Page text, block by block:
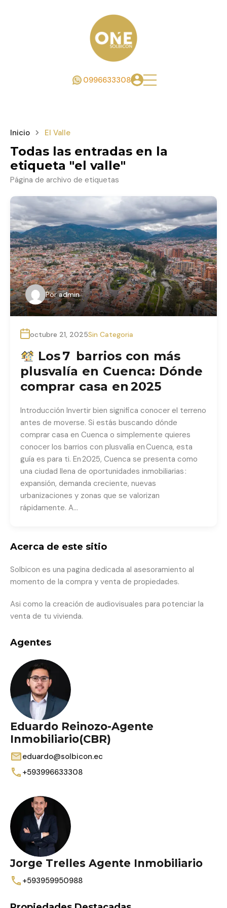
0996633308
Inicio El Valle
Todas las entradas en la
etiqueta "el valle"
Página de archivo de etiquetas
Por admin
octubre 21, 2025Sin Categoria
Los 7 barrios con más
plusvalía en Cuenca: Dónde
comprar casa en 2025
Introducción Invertir bien significa conocer el terreno
antes de moverse. Si estás buscando dónde
comprar casa en Cuenca o simplemente quieres
conocer los barrios con plusvalía en Cuenca, esta
guía es para ti. En 2025, Cuenca se presenta como
una ciudad llena de oportunidades inmobiliarias :
expansión, demanda creciente, nuevas
urbanizaciones y zonas que se valorizan
rápidamente. A…
Acerca de este sitio
Solbicon es una pagina dedicada al asesoramiento al
momento de la compra y venta de propiedades.
Asi como la creación de audiovisuales para potenciar la
venta de tu vivienda.
Agentes
Eduardo Reinozo-Agente
Inmobiliario(CBR)
eduardo@solbicon.ec
+593996633308
Jorge Trelles Agente Inmobiliario
+593959950988